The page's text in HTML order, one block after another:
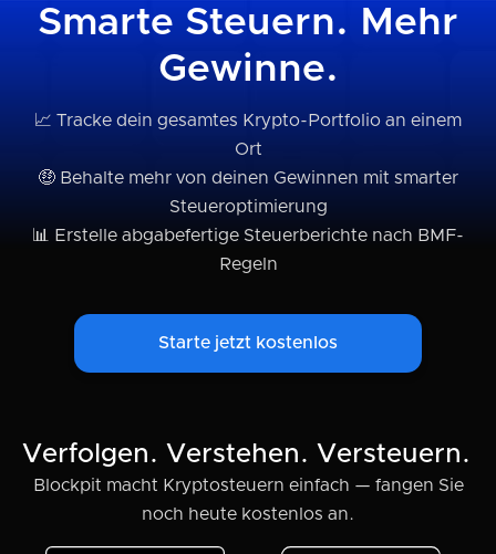
Smarte Steuern. Mehr
Gewinne.
📈 Tracke dein gesamtes Krypto-Portfolio an einem
Ort
🤑 Behalte mehr von deinen Gewinnen mit smarter
Steueroptimierung
📊 Erstelle abgabefertige Steuerberichte nach BMF-
Regeln
Starte jetzt kostenlos
Verfolgen. Verstehen. Versteuern.
Blockpit macht Kryptosteuern einfach — fangen Sie
noch heute kostenlos an.